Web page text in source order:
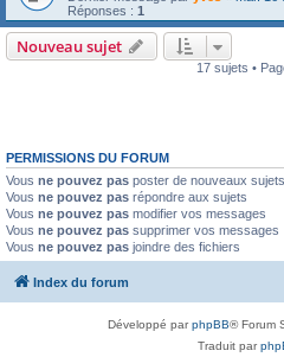
Réponses : 1
Nouveau sujet
17 sujets •
PERMISSIONS DU FORUM
Vous ne pouvez pas poster de nouveaux sujets
Vous ne pouvez pas répondre aux sujets
Vous ne pouvez pas modifier vos messages
Vous ne pouvez pas supprimer vos messages
Vous ne pouvez pas joindre des fichiers
Index du forum
Développé parphpBB® Forum
Traduit par